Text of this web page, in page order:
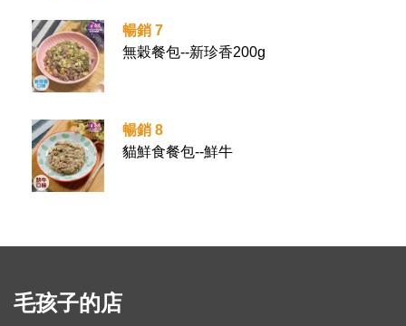
暢銷 7
無穀餐包--新珍香200g
暢銷 8
貓鮮食餐包--鮮牛
毛孩子的店